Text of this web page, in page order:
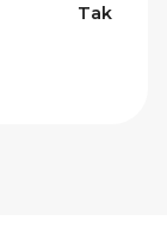
Tak